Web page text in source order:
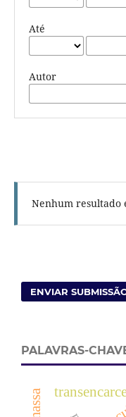
Até
Autor
Nenhum resultado
ENVIAR
PALAVRAS-